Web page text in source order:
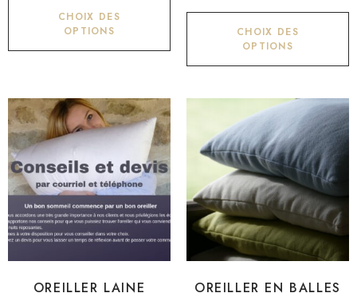
CHOIX DES
OPTIONS
CHOIX DES
OPTIONS
OREILLER LAINE
OREILLER EN BALLES